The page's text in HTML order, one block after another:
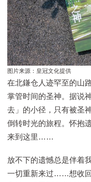
图片来源：皇冠文化提供
在北鎌仓人迹罕至的山
掌管时间的圣神。据说
去」的小径，只有被圣
倒转时光的旅程。怀抱
来到这里……
放不下的遗憾总是伴着
一切重新来过……想收